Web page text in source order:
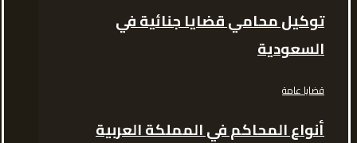
توكيل محامي قضايا جنائية في
السعودية
قضايا عامة
أنواع المحاكم في المملكة العربية